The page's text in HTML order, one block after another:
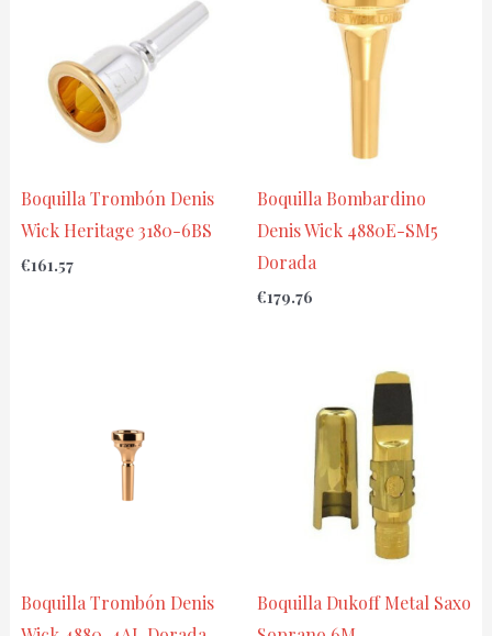
Boquilla Trombón Denis
Wick Heritage 3180-6BS
€161.57
Boquilla Bombardino
Denis Wick 4880E-SM5
Dorada
€179.76
Boquilla Trombón Denis
Boquilla Dukoff Metal Saxo